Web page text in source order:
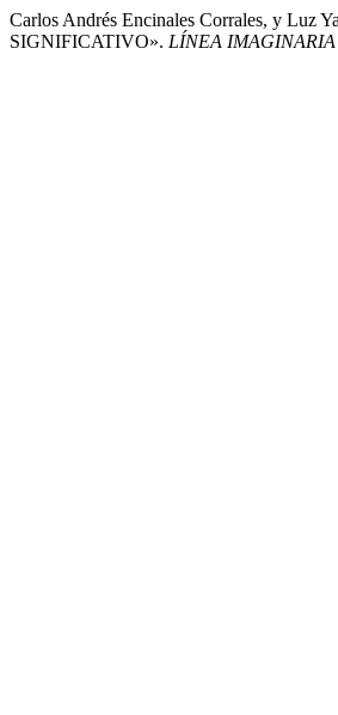
Carlos Andrés Encinales Corrales, y
SIGNIFICATIVO». LÍNEA IMAGINARIA